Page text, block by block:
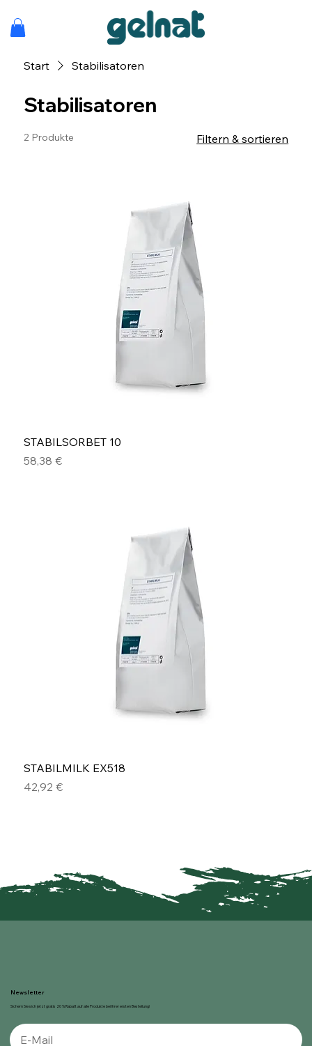
Start Stabilisatoren
Stabilisatoren
2 Produkte Filtern & sortieren
STABILSORBET 10
Preis
58,38 €
STABILMILK EX518
Preis
42,92 €
Newsletter
Sichern Sie sich jetzt gratis 20 % Rabatt auf alle Produkte bei Ihrer ersten Bestellung!